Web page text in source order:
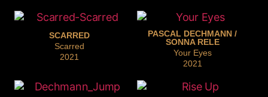
SCARRED
Scarred
2021
PASCAL DECHMANN /
SONNA RELE
Your Eyes
2021